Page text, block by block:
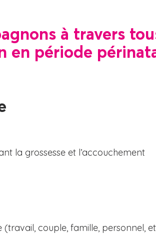
à travers
en période
la grossesse et l’accouchement
couple, famille, personnel,